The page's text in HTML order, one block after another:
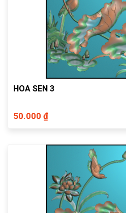
HOA SEN 3
50.000 ₫